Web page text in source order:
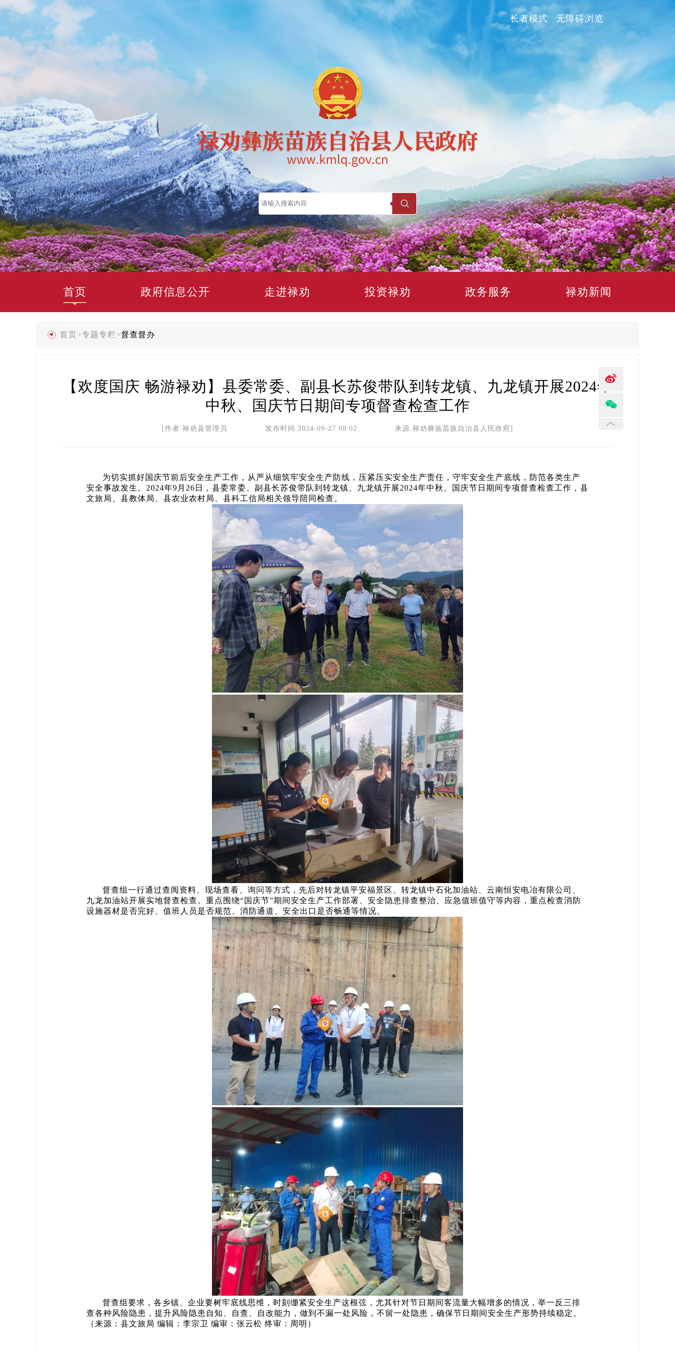
无障碍浏览
长者模式
首页 政府信息公开 走进禄劝 投资禄劝 政务服务 禄劝新闻
首页>专题专栏>督查督办
【欢度国庆 畅游禄劝】县委常委、副县长苏俊带队到转龙镇、九龙镇开展2024年
中秋、国庆节日期间专项督查检查工作
[作者:禄劝县管理员 发布时间:2024-09-27 08:02 来源:禄劝彝族苗族自治县人民政府]
为切实抓好国庆节前后安全生产工作，从严从细筑牢安全生产防线，压紧压实安全生产责任，守牢安全生产底线，防范各类生产
安全事故发生。2024年9月26日，县委常委、副县长苏俊带队到转龙镇、九龙镇开展2024年中秋、国庆节日期间专项督查检查工作，县
文旅局、县教体局、县农业农村局、县科工信局相关领导陪同检查。
督查组一行通过查阅资料、现场查看、询问等方式，先后对转龙镇平安福景区、转龙镇中石化加油站、云南恒安电冶有限公司、
九龙加油站开展实地督查检查。重点围绕“国庆节”期间安全生产工作部署、安全隐患排查整治、应急值班值守等内容，重点检查消防
设施器材是否完好、值班人员是否规范、消防通道、安全出口是否畅通等情况。
督查组要求，各乡镇、企业要树牢底线思维，时刻绷紧安全生产这根弦，尤其针对节日期间客流量大幅增多的情况，举一反三排
查各种风险隐患，提升风险隐患自知、自查、自改能力，做到不漏一处风险，不留一处隐患，确保节日期间安全生产形势持续稳定。
（来源：县文旅局 编辑：李宗卫 编审：张云松 终审：周明）